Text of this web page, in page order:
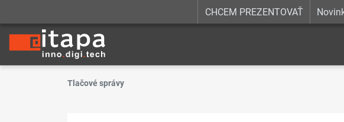
CHCEM PREZENTOVAŤ
Tlačové správy